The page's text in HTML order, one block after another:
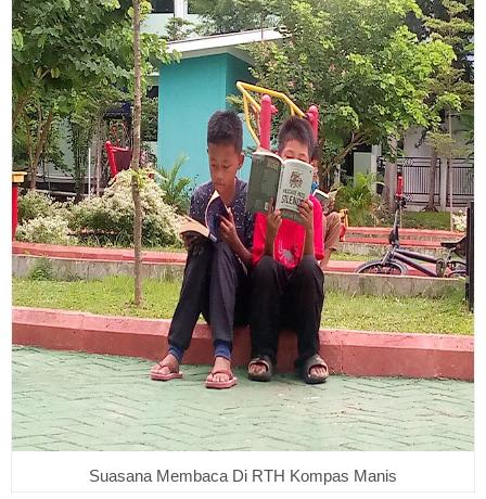
Suasana Membaca Di RTH Kompas Manis